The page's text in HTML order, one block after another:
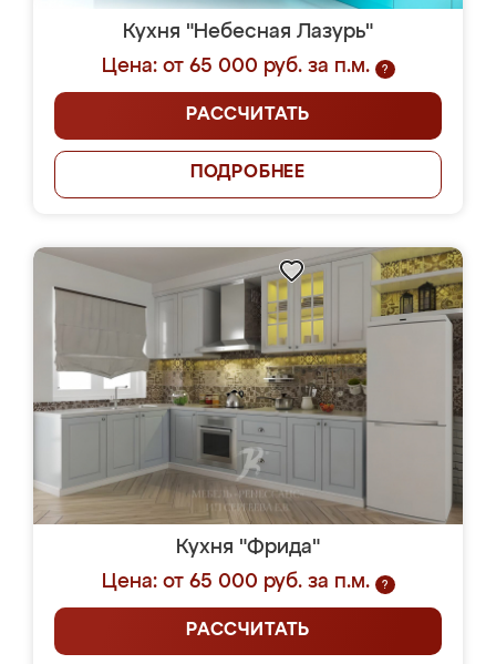
Кухня "Небесная Лазурь"
Цена: от 65 000 руб. за п.м.
?
РАССЧИТАТЬ
ПОДРОБНЕЕ
Кухня "Фрида"
Цена: от 65 000 руб. за п.м.
?
РАССЧИТАТЬ